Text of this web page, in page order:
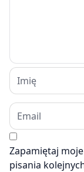
Zapamiętaj
pisania